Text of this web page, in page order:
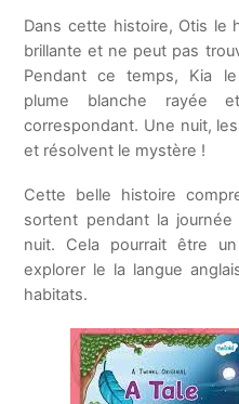
Dans cette histoire, Otis le
brillante et ne peut pas
Pendant ce temps, Kia
plume blanche rayée
correspondant. Une nuit,
et résolvent le mystère !
Cette belle histoire
sortent pendant la
nuit. Cela pourrait être
explorer le la langue
habitats.